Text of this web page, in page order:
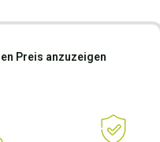
Preis anzuzeigen